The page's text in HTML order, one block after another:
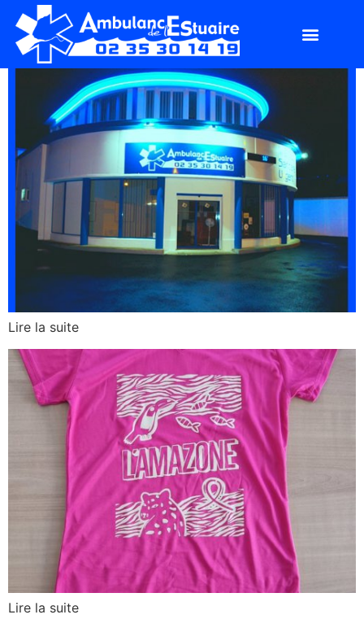
Lire la suite
Lire la suite